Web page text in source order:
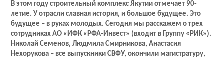
В этом году строительный комплекс Якутии отмечает 90-
летие. У отрасли славная история, и большое будущее. Это
будущее – в руках молодых. Сегодня мы расскажем о трех
сотрудниках АО «ИФК «РФА-Инвест» (входит в Группу «РИК»).
Николай Семенов, Людмила Смирникова, Анастасия
Нехорукова – все выпускники СВФУ, окончили магистратуру,